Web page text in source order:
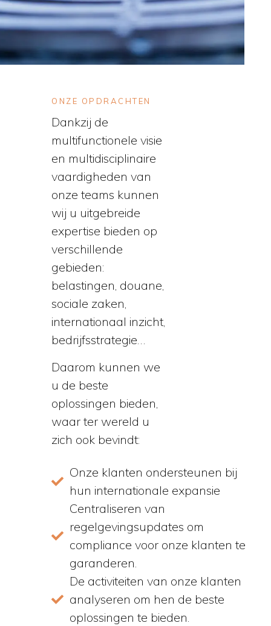
ONZE OPDRACHTEN
Dankzij de
multifunctionele visie
en multidisciplinaire
vaardigheden van
onze teams kunnen
wij u uitgebreide
expertise bieden op
verschillende
gebieden:
belastingen, douane,
sociale zaken,
internationaal inzicht,
bedrijfsstrategie…
Daarom kunnen we
u de beste
oplossingen bieden,
waar ter wereld u
zich ook bevindt:
Onze klanten ondersteunen bij
hun internationale expansie
Centraliseren van
regelgevingsupdates om
compliance voor onze klanten te
garanderen.
De activiteiten van onze klanten
analyseren om hen de beste
oplossingen te bieden.